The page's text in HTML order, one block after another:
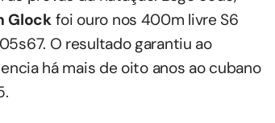
Glock foi ouro nos 400m livre S6
O resultado garantiu ao
há mais de oito anos ao cubano